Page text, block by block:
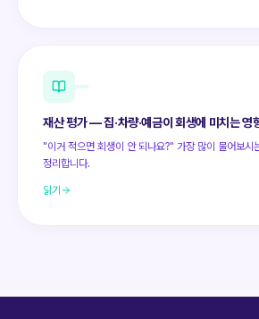
재산 평가 — 집·차량·예금이 회생에 미치는 영
"이거 적으면 회생이 안 되나요?" 가장 많이 물어보시
정리합니다.
읽기